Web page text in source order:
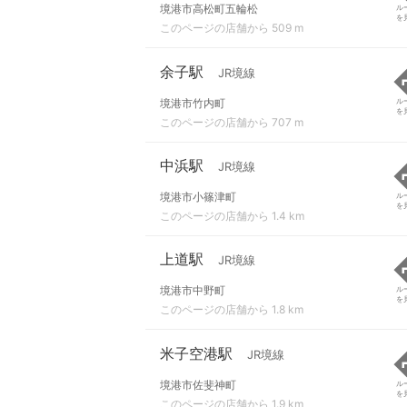
境港市高松町五輪松
このページの店舗から 509 m
ル
を
余子駅 JR境線
境港市竹内町
このページの店舗から 707 m
ル
を
中浜駅 JR境線
境港市小篠津町
このページの店舗から 1.4 km
ル
を
上道駅 JR境線
境港市中野町
このページの店舗から 1.8 km
ル
を
米子空港駅 JR境線
境港市佐斐神町
このページの店舗から 1.9 km
ル
を